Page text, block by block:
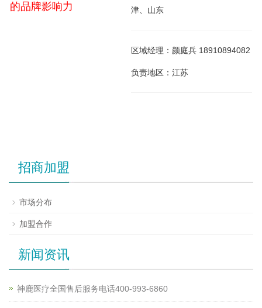
的品牌影响力
津、山东
区域经理：颜庭兵 18910894082
负责地区：江苏
招商加盟
市场分布
加盟合作
新闻资讯
神鹿医疗全国售后服务电话400-993-6860